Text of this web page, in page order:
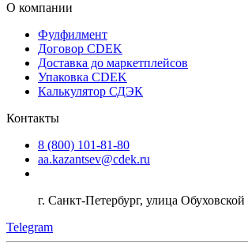
О компании
Фулфилмент
Договор CDEK
Доставка до маркетплейсов
Упаковка CDEK
Калькулятор СДЭК
Контакты
8 (800) 101-81-80
aa.kazantsev@cdek.ru
г. Санкт-Петербург, улица
Telegram